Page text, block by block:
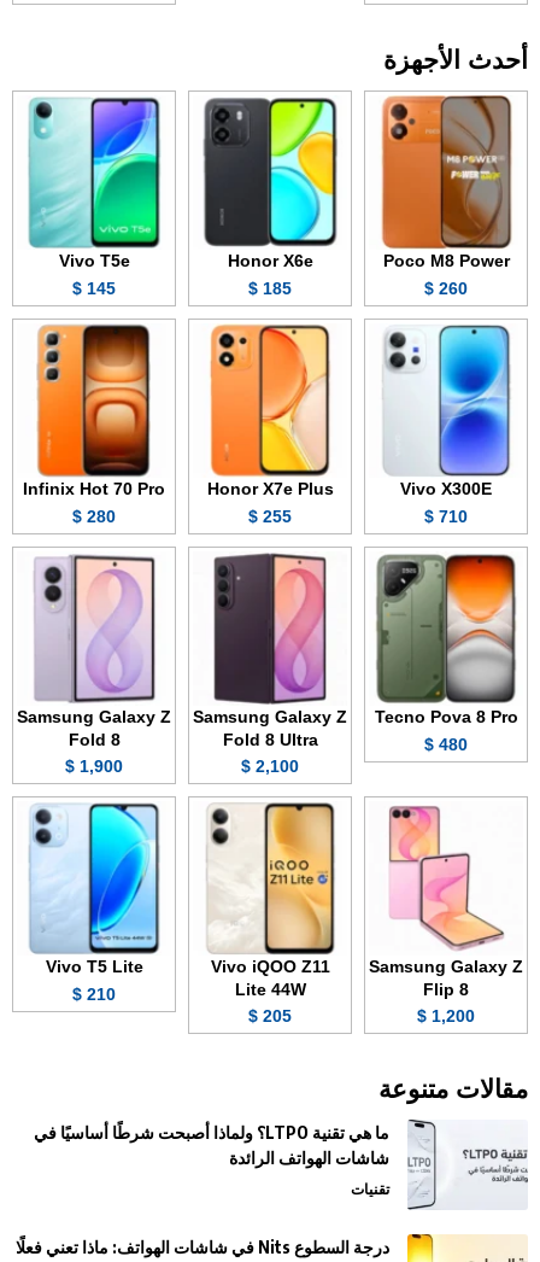
أحدث الأجهزة
Poco M8 Power
260 $
Honor X6e
185 $
Vivo T5e
145 $
Vivo X300E
710 $
Honor X7e Plus
255 $
Infinix Hot 70 Pro
280 $
Tecno Pova 8 Pro
480 $
Samsung Galaxy Z
Fold 8 Ultra
2,100 $
Samsung Galaxy Z
Fold 8
1,900 $
Samsung Galaxy Z
Flip 8
1,200 $
Vivo iQOO Z11
Lite 44W
205 $
Vivo T5 Lite
210 $
مقالات متنوعة
ما هي تقنية LTPO؟ ولماذا أصبحت شرطًا أساسيًا في
شاشات الهواتف الرائدة
تقنيات
درجة السطوع Nits في شاشات الهواتف: ماذا تعني فعلًا